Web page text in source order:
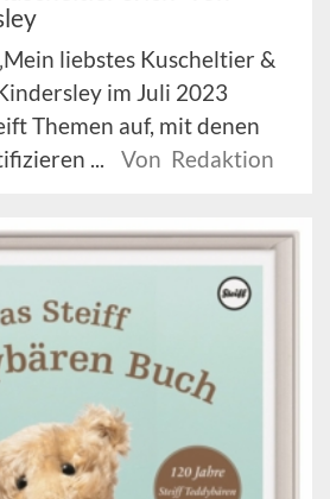
liebstes Kuscheltier &
im Juli 2023
Themen auf, mit denen
...
Von Redaktion